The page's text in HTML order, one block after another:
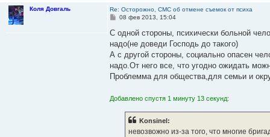
Коля Довгаль
Re: Осторожно, СМС об отмене съемок от психа
С
о
щ
е
и
е
08 фев 2013, 15:04
С одной стороны, психически больной
надо(не доведи Господь до такого)
А с другой стороны, социально опасен
надо.От него все, что угодно ожидать
Проблемма для общества,для семьи и
Добавлено спустя 1 минуту 13 секунд:
Konsinel:
невозвожно из-за того, что многие